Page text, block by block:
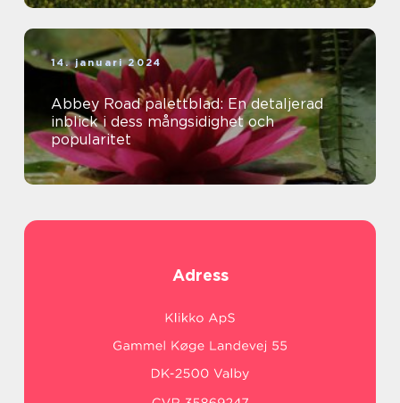
14. januari 2024
Abbey Road palettblad: En detaljerad
inblick i dess mångsidighet och
popularitet
Adress